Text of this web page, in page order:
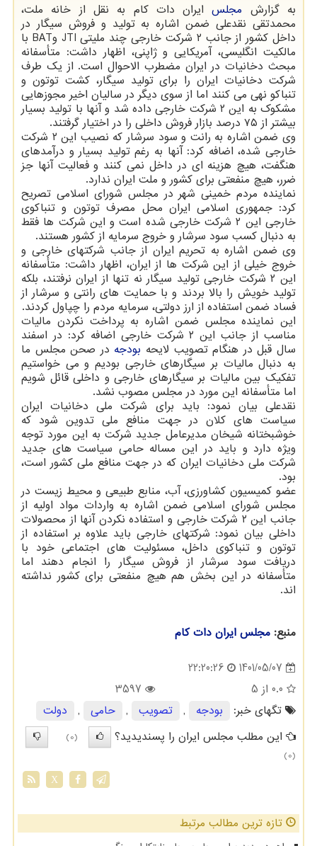
به گزارش مجلسایران دات کام به نقل از خانه ملت،
محمدتقی نقدعلی ضمن اشاره به تولید و فروش سیگار در
داخل کشور از جانب ۲ شرکت خارجی چند ملیتی JTI وBAT با
مالکیت انگلیسی، آمریکایی و ژاپنی، اظهار داشت: متأسفانه
مبحث دخانیات در ایران مضطرب الاحوال است. از یک طرف
شرکت دخانیات ایران را برای تولید سیگار، کشت توتون و
تنباکو نهی می کنند اما از سوی دیگر در سالیان اخیر مجوزهایی
مشکوک به این ۲ شرکت خارجی داده شد و آنها با تولید بسیار
بیشتر از ۷۵ درصد بازار فروش داخلی را در اختیار گرفتند.
وی ضمن اشاره به رانت و سود سرشار که نصیب این ۲ شرکت
خارجی شده، اضافه کرد: آنها به رغم تولید بسیار و درآمدهای
هنگفت، هیچ هزینه ای در داخل نمی کنند و فعالیت آنها جز
ضرر، هیچ منفعتی برای کشور و ملت ایران ندارد.
نماینده مردم خمینی شهر در مجلس شورای اسلامی تصریح
کرد: جمهوری اسلامی ایران محل مصرف توتون و تنباکوی
خارجی این ۲ شرکت خارجی شده است و این شرکت ها فقط
به دنبال کسب سود سرشار و خروج سرمایه از کشور هستند.
وی ضمن اشاره به تحریم ایران از جانب شرکتهای خارجی و
خروج خیلی از این شرکت ها از ایران، اظهار داشت: متأسفانه
این ۲ شرکت خارجی تولید سیگار نه تنها از ایران نرفتند، بلکه
تولید خویش را بالا بردند و با حمایت های رانتی و سرشار از
فساد ضمن استفاده از ارز دولتی، سرمایه مردم را چپاول کردند.
این نماینده مجلس ضمن اشاره به پرداخت نکردن مالیات
مناسب از جانب این ۲ شرکت خارجی اضافه کرد: در اسفند
سال قبل در هنگام تصویب لایحه بودجه در صحن مجلس ما
به دنبال مالیات بر سیگارهای خارجی بودیم و می خواستیم
تفکیک بین مالیات بر سیگارهای خارجی و داخلی قائل شویم
اما متأسفانه این مورد در مجلس مصوب نشد.
نقدعلی بیان نمود: باید برای شرکت ملی دخانیات ایران
سیاست های کلان در جهت منافع ملی تدوین شود که
خوشبختانه شیخان مدیرعامل جدید شرکت به این مورد توجه
ویژه دارد و باید در این مساله حامی سیاست های جدید
شرکت ملی دخانیات ایران که در جهت منافع ملی کشور است،
بود.
عضو کمیسیون کشاورزی، آب، منابع طبیعی و محیط زیست در
مجلس شورای اسلامی ضمن اشاره به واردات مواد اولیه از
جانب این ۲ شرکت خارجی و استفاده نکردن آنها از محصولات
داخلی بیان نمود: شرکتهای خارجی باید علاوه بر استفاده از
توتون و تنباکوی داخل، مسئولیت های اجتماعی خود با
دریافت سود سرشار از فروش سیگار را انجام دهند اما
متأسفانه در این بخش هم هیچ منفعتی برای کشور نداشته
اند.
منبع: مجلس ایران دات كام
1401/05/07
22:20:26
0.0 از 5
3597
تگهای خبر:
بودجه , تصویب , حامی ,
دولت
این مطلب مجلس ایران را پسندیدید؟
(0)
(0)
X
تازه ترین مطالب مرتبط